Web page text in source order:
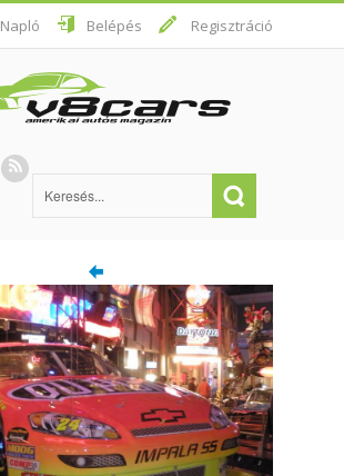
Napló Belépés Regisztráció